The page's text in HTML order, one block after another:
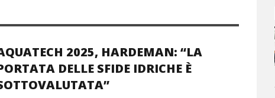
2025, HARDEMAN: “LA
DELLE SFIDE IDRICHE È